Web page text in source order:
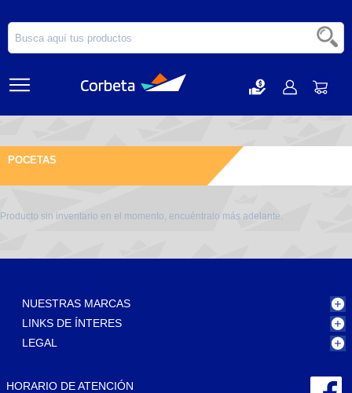
POCETAS
Producto sin inventario en el momento, encuéntralo más adelante.
NUESTRAS MARCAS
LINKS DE ÍNTERES
LEGAL
HORARIO DE ATENCIÓN